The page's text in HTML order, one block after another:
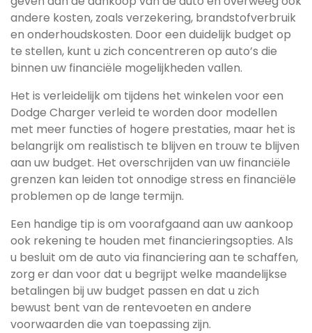
andere kosten, zoals verzekering, brandstofverbruik
en onderhoudskosten. Door een duidelijk budget op
te stellen, kunt u zich concentreren op auto’s die
binnen uw financiële mogelijkheden vallen.
Het is verleidelijk om tijdens het winkelen voor een
Dodge Charger verleid te worden door modellen
met meer functies of hogere prestaties, maar het is
belangrijk om realistisch te blijven en trouw te blijven
aan uw budget. Het overschrijden van uw financiële
grenzen kan leiden tot onnodige stress en financiële
problemen op de lange termijn.
Een handige tip is om voorafgaand aan uw aankoop
ook rekening te houden met financieringsopties. Als
u besluit om de auto via financiering aan te schaffen,
zorg er dan voor dat u begrijpt welke maandelijkse
betalingen bij uw budget passen en dat u zich
bewust bent van de rentevoeten en andere
voorwaarden die van toepassing zijn.